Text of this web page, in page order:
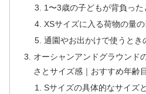
1〜3歳の子どもが背負っ
XSサイズに入る荷物の量
通園やお出かけで使うとき
オーシャンアンドグラウンド
さとサイズ感｜おすすめ年齢
Sサイズの具体的なサイズ